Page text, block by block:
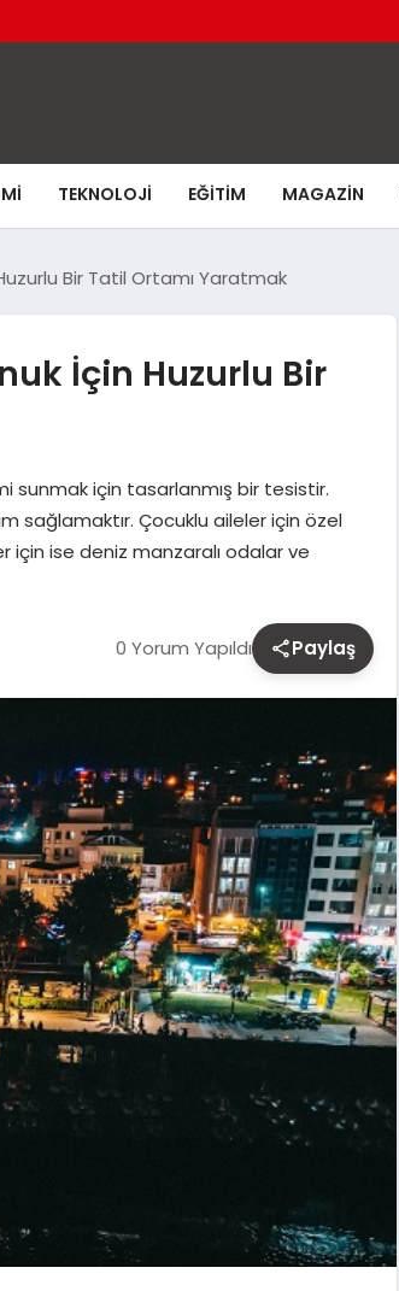
TEKNOLOJI EĞITIM MAGAZIN
Bir Tatil Ortamı Yaratmak
İçin Huzurlu Bir
sunmak için tasarlanmış bir tesistir.
sağlamaktır. Çocuklu aileler için özel
için ise deniz manzaralı odalar ve
0 Yorum Yapıldı Paylaş